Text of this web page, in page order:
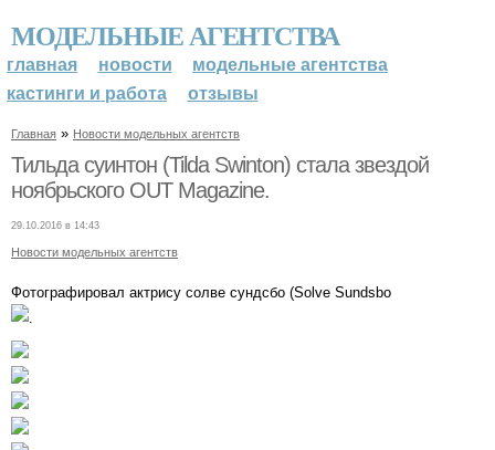
МОДЕЛЬНЫЕ АГЕНТСТВА
главная новости
модельные агентства
кастинги и работа
отзывы
Главная » Новости модельных агентств
Тильда суинтон (Tilda Swinton) стала звездой
ноябрьского OUT Magazine.
29.10.2016 в 14:43
Новости модельных агентств
Фотографировал актрису солве сундсбо (Solve Sundsbo